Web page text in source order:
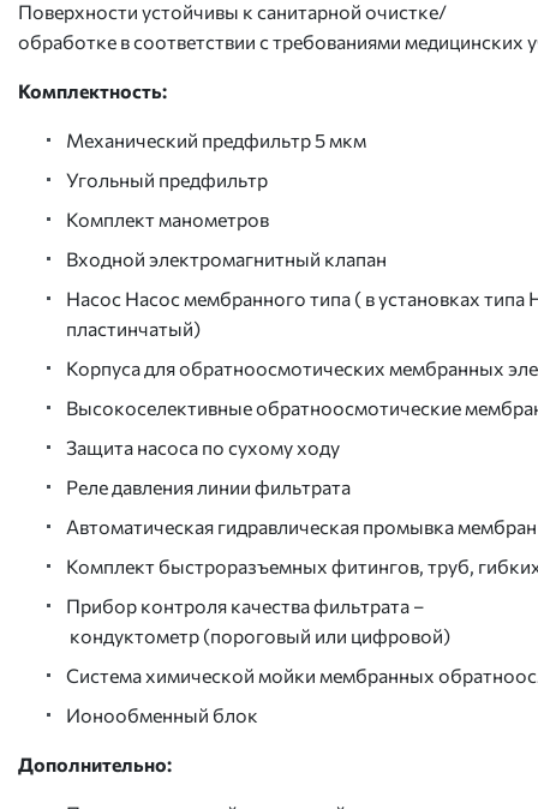
Поверхности устойчивы к санитарной очистке/
обработке в соответствии с требованиями медицинских
Комплектность:
Механический предфильтр 5 мкм
Угольный предфильтр
Комплект манометров
Входной электромагнитный клапан
Насос Насос мембранного типа ( в установках
пластинчатый)
Корпуса для обратноосмотических мембранных
Высокоселективные обратноосмотические
Защита насоса по сухому ходу
Реле давления линии фильтрата
Автоматическая гидравлическая промывка мембран
Комплект быстроразъемных фитингов, труб,
Прибор контроля качества фильтрата –
кондуктометр (пороговый или цифровой)
Система химической мойки мембранных
Ионообменный блок
Дополнительно: